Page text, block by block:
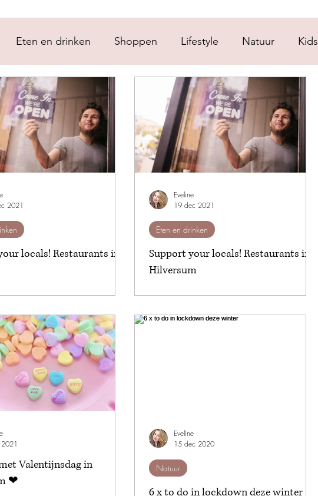
Eten en drinken Shoppen Lifestyle Natuur Kids
locals! Restaurants in 't
2021
Support your locals! Restaurants in
Hilversum
Eten en drinken
Eveline
19 dec 2021
Valentijnsdag in
❤
6 x to do in lockdown deze winter
Natuur
Eveline
15 dec 2020